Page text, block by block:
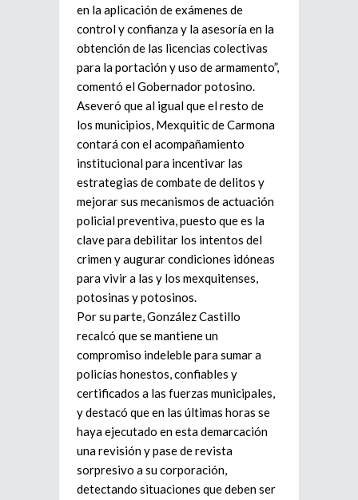
en la aplicación de exámenes de
control y confianza y la asesoría en la
obtención de las licencias colectivas
para la portación y uso de armamento”,
comentó el Gobernador potosino.
Aseveró que al igual que el resto de
los municipios, Mexquitic de Carmona
contará con el acompañamiento
institucional para incentivar las
estrategias de combate de delitos y
mejorar sus mecanismos de actuación
policial preventiva, puesto que es la
clave para debilitar los intentos del
crimen y augurar condiciones idóneas
para vivir a las y los mexquitenses,
potosinas y potosinos.
Por su parte, González Castillo
recalcó que se mantiene un
compromiso indeleble para sumar a
policías honestos, confiables y
certificados a las fuerzas municipales,
y destacó que en las últimas horas se
haya ejecutado en esta demarcación
una revisión y pase de revista
sorpresivo a su corporación,
detectando situaciones que deben ser